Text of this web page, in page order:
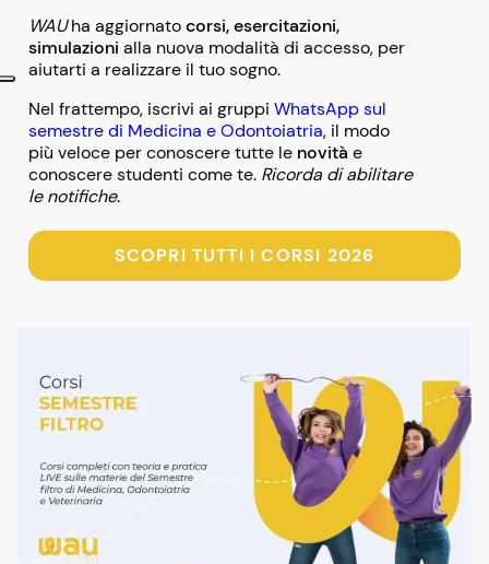
WAUha aggiornatocorsi, esercitazioni,
simulazioni alla nuova modalità di accesso, per
aiutarti a realizzare il tuo sogno.
Nel frattempo, iscrivi ai gruppi WhatsApp sul
semestre di Medicina e Odontoiatria, il modo
più veloce per conoscere tutte le novità e
conoscere studenti come te. Ricorda di abilitare
le notifiche.
SCOPRI TUTTI I CORSI 2026